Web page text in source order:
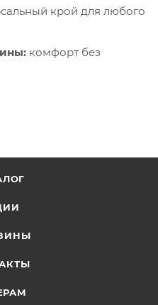
крой для любого
комфорт без